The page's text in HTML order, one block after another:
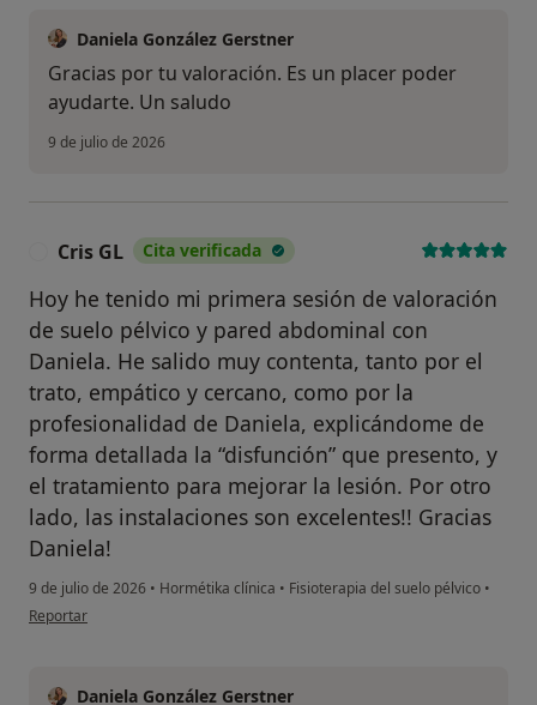
Daniela González Gerstner
Gracias por tu valoración. Es un placer poder
ayudarte. Un saludo
9 de julio de 2026
Cris GL Cita verificada
Hoy he tenido mi primera sesión de valoración
de suelo pélvico y pared abdominal con
Daniela. He salido muy contenta, tanto por el
trato, empático y cercano, como por la
profesionalidad de Daniela, explicándome de
forma detallada la “disfunción” que presento, y
el tratamiento para mejorar la lesión. Por otro
lado, las instalaciones son excelentes!! Gracias
Daniela!
9 de julio de 2026 • Hormétika clínica • Fisioterapia del suelo pélvico •
en opinión del usuario Cris GL
Reportar
Daniela González Gerstner